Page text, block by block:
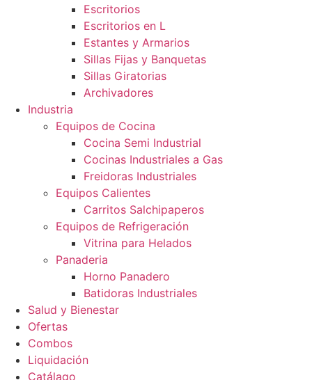
Escritorios
Escritorios en L
Estantes y Armarios
Sillas Fijas y Banquetas
Sillas Giratorias
Archivadores
Industria
Equipos de Cocina
Cocina Semi Industrial
Cocinas Industriales a Gas
Freidoras Industriales
Equipos Calientes
Carritos Salchipaperos
Equipos de Refrigeración
Vitrina para Helados
Panaderia
Horno Panadero
Batidoras Industriales
Salud y Bienestar
Ofertas
Combos
Liquidación
Catálago